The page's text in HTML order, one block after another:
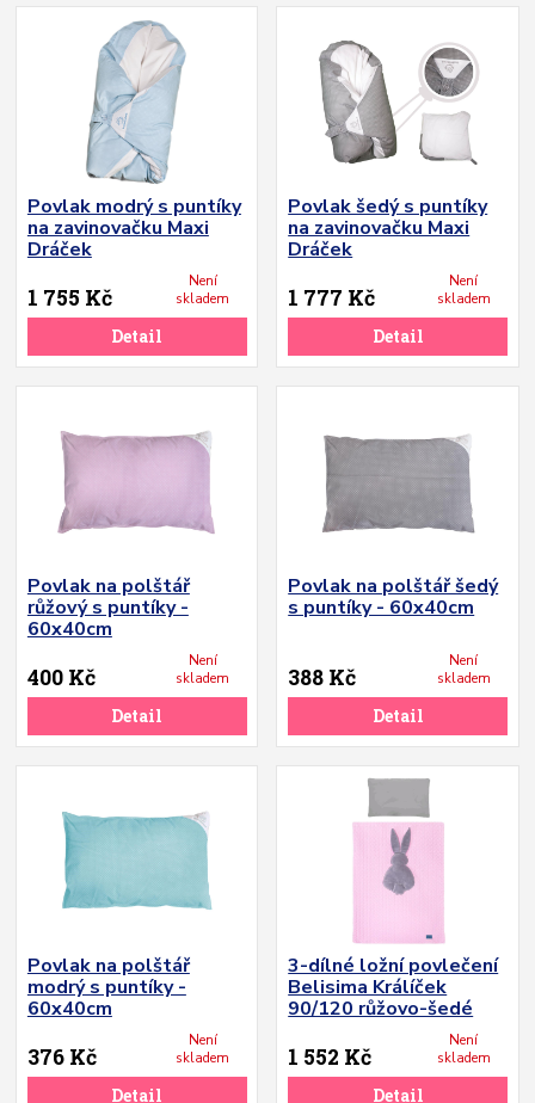
Povlak modrý s puntíky
na zavinovačku Maxi
Dráček
1 755 Kč
Není
skladem
Detail
Povlak šedý s puntíky
na zavinovačku Maxi
Dráček
1 777 Kč
Není
skladem
Detail
Povlak na polštář
růžový s puntíky -
60x40cm
400 Kč
Není
skladem
Detail
Povlak na polštář šedý
s puntíky - 60x40cm
388 Kč
Není
skladem
Detail
Povlak na polštář
modrý s puntíky -
60x40cm
376 Kč
Není
skladem
Detail
3-dílné ložní povlečení
Belisima Králíček
90/120 růžovo-šedé
1 552 Kč
Není
skladem
Detail